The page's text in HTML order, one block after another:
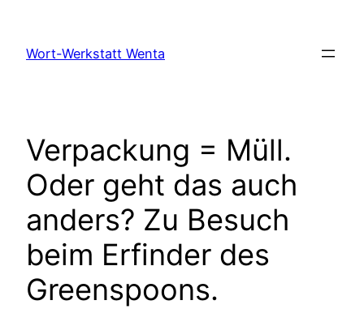
springen
Wort-Werkstatt Wenta
Verpackung = Müll.
Oder geht das auch
anders? Zu Besuch
beim Erfinder des
Greenspoons.